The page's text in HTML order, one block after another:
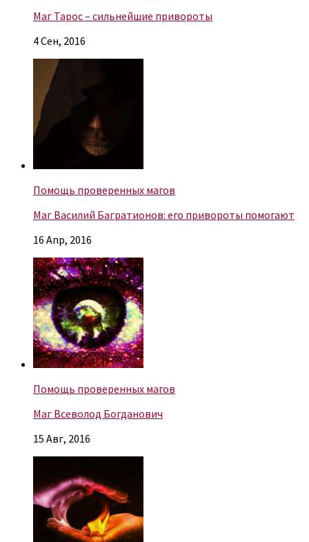
Маг Тарос – сильнейшие привороты
4 Сен, 2016
Помощь проверенных магов
Маг Василий Багратионов: его привороты помогают
16 Апр, 2016
Помощь проверенных магов
Маг Всеволод Богданович
15 Авг, 2016